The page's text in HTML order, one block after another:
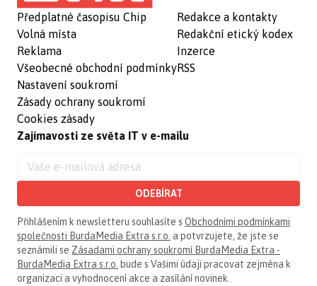
Předplatné časopisu Chip
Volná místa
Reklama
Všeobecné obchodní podmínky
Nastavení soukromí
Zásady ochrany soukromí
Cookies zásady
Redakce a kontakty
Redakční etický kodex
Inzerce
RSS
Zajímavosti ze světa IT v e-mailu
ODEBÍRAT
Přihlášením k newsletteru souhlasíte s Obchodními podmínkami
společnosti BurdaMedia Extra s.r.o. a potvrzujete, že jste se
seznámili se Zásadami ochrany soukromí BurdaMedia Extra -
BurdaMedia Extra s.r.o. bude s Vašimi údaji pracovat zejména k
organizaci a vyhodnocení akce a zasílání novinek.